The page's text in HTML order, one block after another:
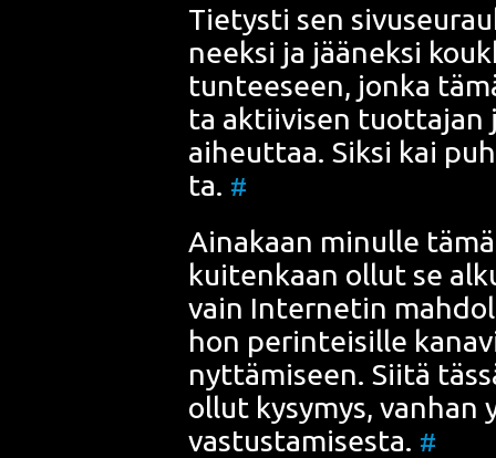
Tie­tys­ti sen
neek­si ja jää­nek­si
tun­tee­seen, jon­ka
ta aktii­vi­sen tuot­ta­jan
aiheut­taa. Sik­si kai
ta. #
Aina­kaan minul­le
kui­ten­kaan ollut se
vain Inter­ne­tin
hon perin­tei­sil­le
nyt­tä­mi­seen. Sii­tä
ollut kysy­mys, van­han
vas­tus­ta­mi­ses­ta. #